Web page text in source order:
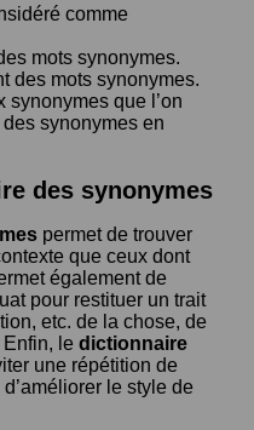
comme
mots synonymes.
des mots synonymes.
synonymes que l’on
synonymes en
des synonymes
permet de trouver
que ceux dont
également de
pour restituer un trait
etc. de la chose, de
Enfin, le dictionnaire
une répétition de
le style de